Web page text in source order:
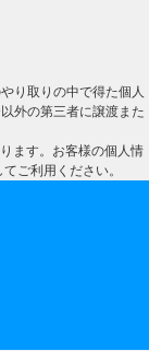
り取りの中で得た個人
外の第三者に譲渡また
ます。お客様の個人情
ご利用ください。